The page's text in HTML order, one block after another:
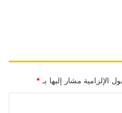
الإلزامية مشار إليها بـ *